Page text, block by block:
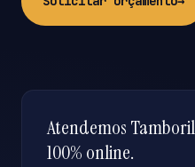
Atendemos
100% online.